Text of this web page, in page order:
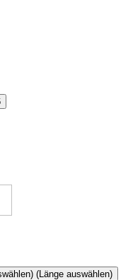
(Länge auswählen)